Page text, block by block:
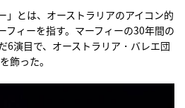
」とは、オーストラリアのアイコン的
フィーを指す。マーフィーの30年間の
6演目で、オーストラリア・バレエ団
飾った。